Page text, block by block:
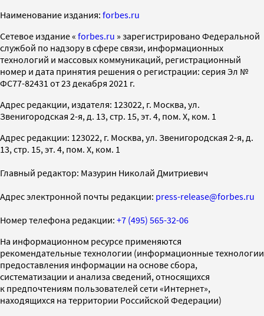
Наименование издания: forbes.ru
Cетевое издание « forbes.ru » зарегистрировано Федеральной
службой по надзору в сфере связи, информационных
технологий и массовых коммуникаций, регистрационный
номер и дата принятия решения о регистрации: серия Эл №
ФС77-82431 от 23 декабря 2021 г.
Адрес редакции, издателя: 123022, г. Москва, ул.
Звенигородская 2-я, д. 13, стр. 15, эт. 4, пом. X, ком. 1
Адрес редакции: 123022, г. Москва, ул. Звенигородская 2-я, д.
13, стр. 15, эт. 4, пом. X, ком. 1
Главный редактор: Мазурин Николай Дмитриевич
Адрес электронной почты редакции: press-release@forbes.ru
Номер телефона редакции: +7 (495) 565-32-06
На информационном ресурсе применяются
рекомендательные технологии (информационные технологии
предоставления информации на основе сбора,
систематизации и анализа сведений, относящихся
к предпочтениям пользователей сети «Интернет»,
находящихся на территории Российской Федерации)